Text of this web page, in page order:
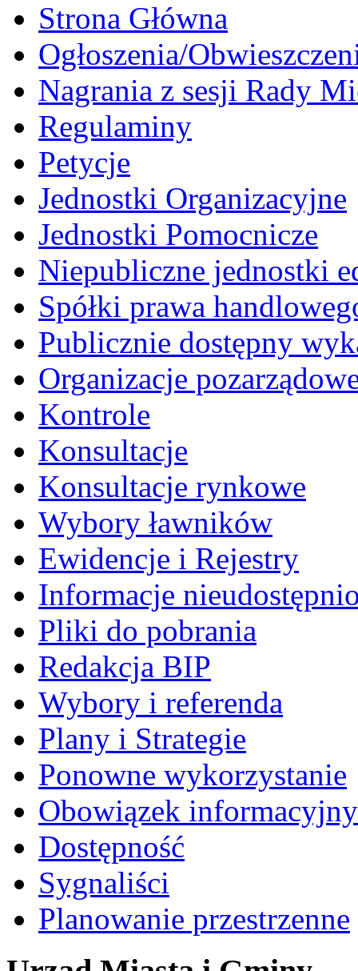
Strona Główna
Ogłoszenia/
Nagrania z sesji Rady
Regulaminy
Petycje
Jednostki Organizacyjne
Jednostki Pomocnicze
Niepubliczne jednostki
Spółki prawa
Publicznie dostępny
Organizacje
Kontrole
Konsultacje
Konsultacje rynkowe
Wybory ławników
Ewidencje i Rejestry
Informacje
Pliki do pobrania
Redakcja BIP
Wybory i referenda
Plany i Strategie
Ponowne wykorzystanie
Obowiązek informacyjny
Dostępność
Sygnaliści
Planowanie przestrzenne